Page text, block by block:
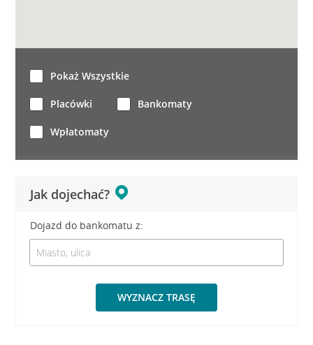
Jak dojechać?
Dojazd do bankomatu z:
WYZNACZ TRASĘ
Pokaż Wszystkie
Placówki Bankomaty
Wpłatomaty